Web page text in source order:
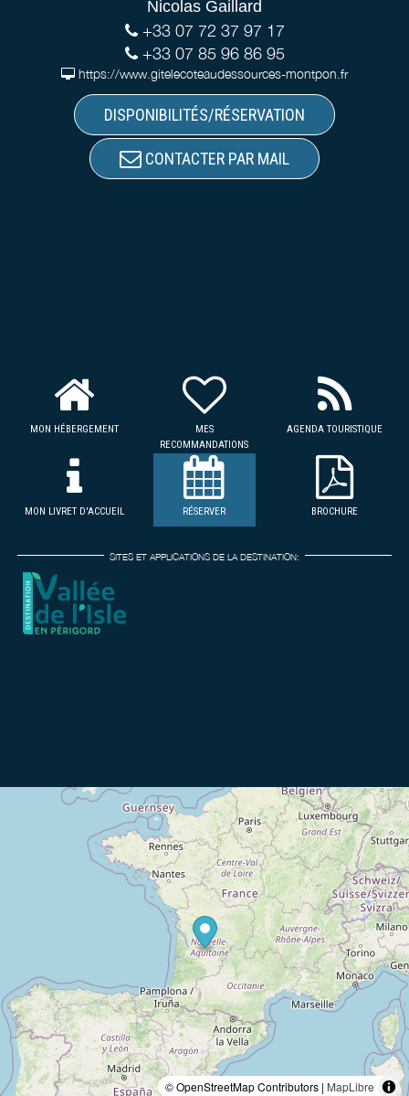
Nicolas Gaillard
+33 07 72 37 97 17
+33 07 85 96 86 95
https://www.gitelecoteaudessources-montpon.fr
DISPONIBILITÉS/RÉSERVATION
CONTACTER PAR MAIL
MON HÉBERGEMENT
MES
RECOMMANDATIONS
AGENDA TOURISTIQUE
MON LIVRET D'ACCUEIL RÉSERVER BROCHURE
SITES ET APPLICATIONS DE LA DESTINATION:
© OpenStreetMap Contributors | MapLibre